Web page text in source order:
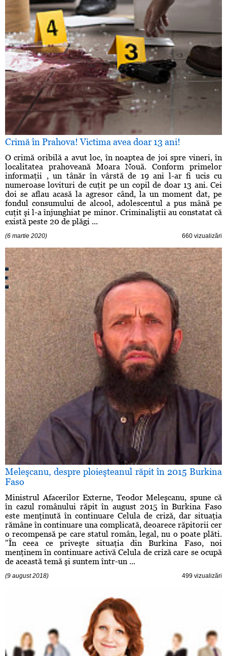
Crimă în Prahova! Victima avea doar 13 ani!
O crimă oribilă a avut loc, în noaptea de joi spre vineri, în
localitatea prahoveană Moara Nouă. Conform primelor
informaţii , un tânăr în vârstă de 19 ani l-ar fi ucis cu
numeroase lovituri de cuţit pe un copil de doar 13 ani. Cei
doi se aflau acasă la agresor când, la un moment dat, pe
fondul consumului de alcool, adolescentul a pus mână pe
cuţit şi l-a înjunghiat pe minor. Criminaliştii au constatat că
există peste 20 de plăgi ...
(6 martie 2020) 660 vizualizări
Meleşcanu, despre ploieşteanul răpit în 2015 Burkina
Faso
Ministrul Afacerilor Externe, Teodor Meleşcanu, spune că
în cazul românului răpit în august 2015 în Burkina Faso
este menţinută în continuare Celula de criză, dar situaţia
rămâne în continuare una complicată, deoarece răpitorii cer
o recompensă pe care statul român, legal, nu o poate plăti.
"În ceea ce priveşte situaţia din Burkina Faso, noi
menţinem în continuare activă Celula de criză care se ocupă
de această temă şi suntem într-un ...
(9 august 2018) 499 vizualizări